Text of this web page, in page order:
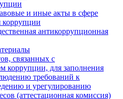
и иные акты в сфере
коррупции
антикоррупционная
связанных с
коррупции, для заполнения
требований к
и урегулированию
(аттестационная комиссия)